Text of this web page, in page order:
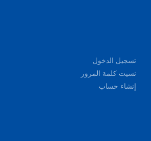
تسجيل الدخول
نسيت كلمة المرور
إنشاء حساب